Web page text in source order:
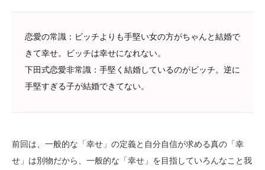
恋愛の常識：ビッチよりも手堅い女の方がちゃんと結婚で
きて幸せ。ビッチは幸せになれない。
下田式恋愛非常識：手堅く結婚しているのがビッチ。逆に
手堅すぎる子が結婚できてない。
前回は、一般的な「幸せ」の定義と自分自信が求める真の「幸
せ」は別物だから、一般的な「幸せ」を目指していろんなこと我